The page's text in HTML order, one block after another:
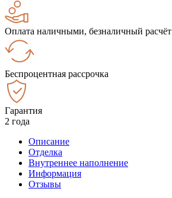
Оплата наличными, безналичный расчёт
Беспроцентная рассрочка
Гарантия
2 года
Описание
Отделка
Внутреннее наполнение
Информация
Отзывы